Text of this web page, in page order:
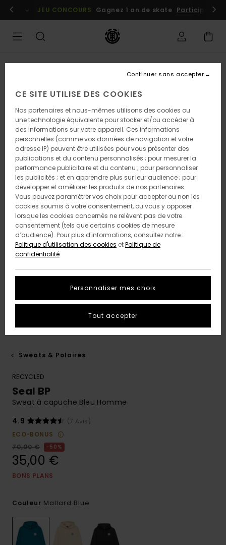
l'information
Se connecter / s'inscrire
JEU CONCOURS Gagnez 1 an de skate Participez
Sweats & Polaires
RECYCLED
Seal BP
Sweat à capuche Bleu Homme
4.9
(7 Avis)
ECO-BONUS
70,00 €
50%
35,00 €
BONS PLANS
Couleur Mallard Blue
CE SITE UTILISE DES COOKIES
Nos partenaires et nous-mêmes utilisons des cookies ou
une technologie équivalente pour stocker et/ou accéder à
des informations sur votre appareil. Ces informations
personnelles (comme vos données de navigation et votre
adresse IP) peuvent être utilisées pour vous présenter des
publications et du contenu personnalisés ; pour mesurer la
performance publicitaire et du contenu ; pour personnaliser
les publicités ; et en apprendre plus sur leur audience ; pour
développer et améliorer les produits de nos partenaires.
Vous pouvez paramétrer vos choix pour accepter ou non les
cookies soumis à votre consentement, ou vous y opposer
lorsque les cookies concernés ne relèvent pas de votre
consentement (tels que certains cookies de mesure
d’audience). Pour plus d'informations, consultez notre :
Politique d'utilisation des cookies etPolitique de
confidentialité
Personnaliser mes choix
Continuer sans accepter
Tout accepter